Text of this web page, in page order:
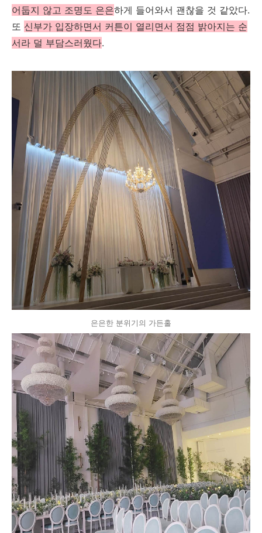
어둡지 않고 조명도 은은하게 들어와서 괜찮을 것 같았다.
또 신부가 입장하면서 커튼이 열리면서 점점 밝아지는 순
서라 덜 부담스러웠다.
은은한 분위기의 가든홀